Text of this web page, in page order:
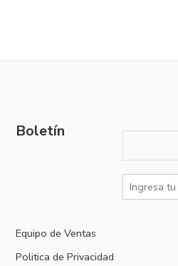
Boletín
Equipo de Ventas
Politica de Privacidad